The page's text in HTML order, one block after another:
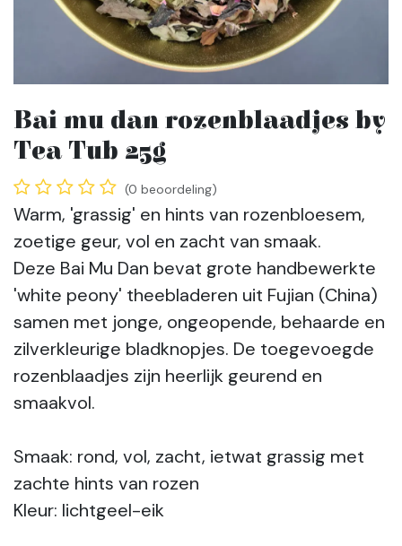
Bai mu dan rozenblaadjes by
Tea Tub 25g
(0 beoordeling)
Warm, 'grassig' en hints van rozenbloesem,
zoetige geur, vol en zacht van smaak.
Deze Bai Mu Dan bevat grote handbewerkte
'white peony' theebladeren uit Fujian (China)
samen met jonge, ongeopende, behaarde en
zilverkleurige bladknopjes. De toegevoegde
rozenblaadjes zijn heerlijk geurend en
smaakvol.
Smaak: rond, vol, zacht, ietwat grassig met
zachte hints van rozen
Kleur: lichtgeel-eik